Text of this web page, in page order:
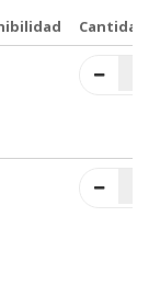
Cantidad